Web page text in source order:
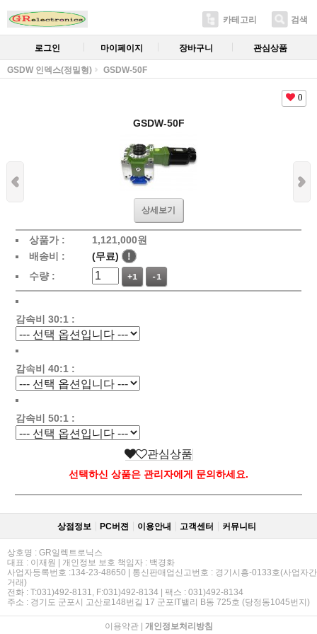
카테고리 검색
로그인 마이페이지 장바구니 관심상품
GSDW 인덱스(정밀형) GSDW-50F
0
GSDW-50F
상세보기
상품가 :
1,121,000원
배송비 :
(무료)
!
수량 :
+1 -1
감속비 30:1 :
감속비 40:1 :
감속비 50:1 :
관심상품
선택하신 상품은 관리자에게 문의하세요.
상점정보 PC버젼 이용안내 고객센터 커뮤니티
상호명 : GR일렉트로닉스
대표 : 이재원 | 개인정보 보호 책임자 : 백경화
사업자등록번호 :134-23-48650 | 통신판매업신고번호 : 경기시흥-0133호(사업자간
거래)
전화 : T:031)492-8131, F:031)492-8134 | 팩스 : 031)492-8134
주소 : 경기도 군포시 고산로148번길 17 군포IT밸리 B동 725호 (당정동1045번지)
이용약관| 개인정보처리방침